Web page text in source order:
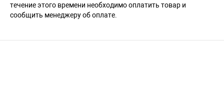
течение этого времени необходимо оплатить товар и
сообщить менеджеру об оплате.